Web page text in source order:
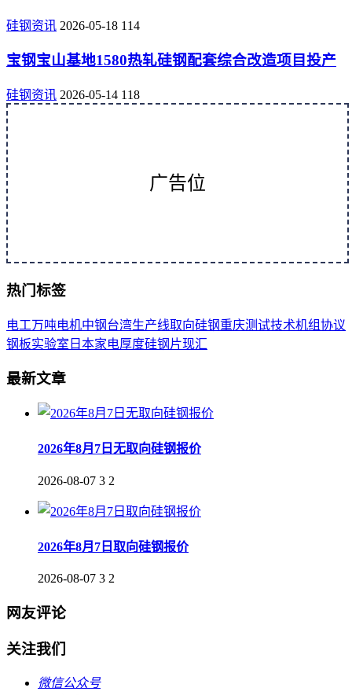
硅钢资讯 2026-05-18 114
宝钢宝山基地1580热轧硅钢配套综合改造项目投产
硅钢资讯 2026-05-14 118
广告位
热门标签
电工万吨电机中钢台湾生产线取向硅钢重庆测试技术机组协议
钢板实验室 日本家电厚度硅钢片现汇
最新文章
2026年8月7日无取向硅钢报价
2026-08-07 3 2
2026年8月7日取向硅钢报价
2026-08-07 3 2
网友评论
关注我们
微信公众号